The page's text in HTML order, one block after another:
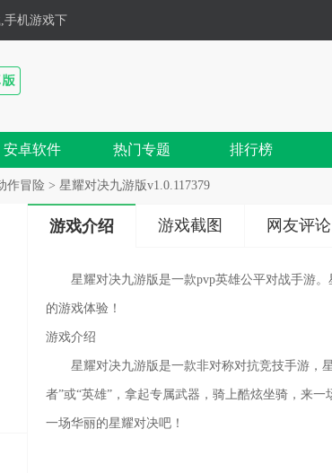
手机游戏下
安卓软件 热门专题 排行榜
作冒险 > 星耀对决九游版v1.0.117379
游戏介绍 游戏截图 网友评论
星耀对决九游版是一款pvp英雄公平对战手游
的游戏体验！
游戏介绍
星耀对决九游版是一款非对称对抗竞技手游，
者”或“英雄”，拿起专属武器，骑上酷炫坐骑，来
一场华丽的星耀对决吧！